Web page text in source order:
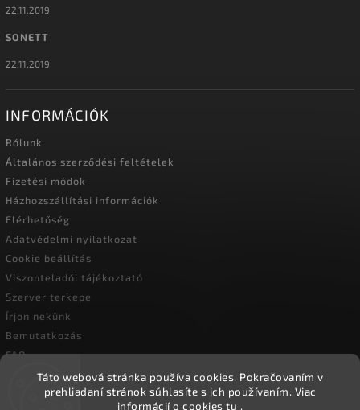
Táto webová stránka používa cookies. Pokračovaním v
prehliadaní stránok súhlasíte s ich používaním. Viac
informácií o cookiestu .
22.11.2019
SONETT
22.11.2019
INFORMÁCIÓK
Rólunk
Általános szerződési feltételek
Fizetési módok
Házhozszállítási információk
Elérhetőség
Adatvédelmi nyilatkozat
Cookie beállítás
Viszonteladói tájékoztató
Szerver terkepe
Írjon nekünk
Bemutatkozás
FAQ
Vásárlási útmutató